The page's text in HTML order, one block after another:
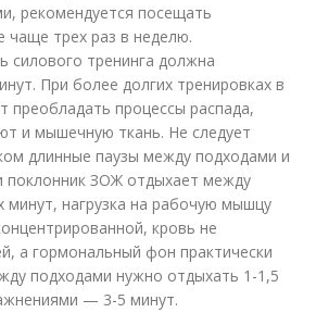
рекомендуется посещать
чаще трех раз в неделю.
силового тренинга должна
При более долгих тренировках в
преобладать процессы распада,
и мышечную ткань. Не следует
длинные паузы между подходами и
поклонник ЗОЖ отдыхает между
минут, нагрузка на рабочую мышцу
кровь не
а гормональный фон практически
подходами нужно отдыхать 1-1,5
— 3-5 минут.